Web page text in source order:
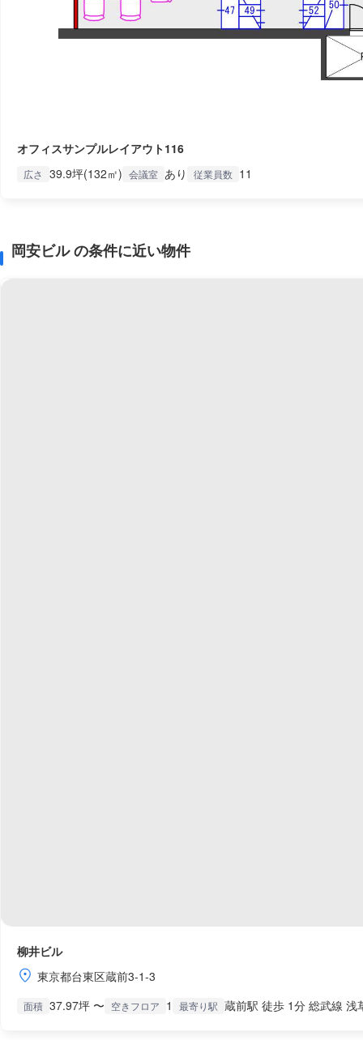
オフィスサンプルレイアウト116
広さ 39.9坪(132㎡) 会議室 あり 従業員数 11
岡安ビル の条件に近い物件
柳井ビル
東京都台東区蔵前3-1-3
面積 37.97坪 〜 空きフロア 1 最寄り駅 蔵前駅 徒歩 1分 総武線